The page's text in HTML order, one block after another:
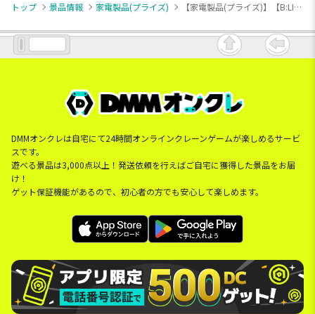
トップ 景品情報 家電製品(プライズ) 【家電製品(プライズ)】【B:LIGHT GRAY】フレキシ クールファン
DMMオンクレは自宅にて24時間オンラインクレーンゲームが楽しめるサービ
スです。
遊べる景品は3,000点以上！発送依頼を行えばご自宅に獲得した景品をお届
け！
ゲット保証機能があるので、初心者の方でも安心して楽しめます。